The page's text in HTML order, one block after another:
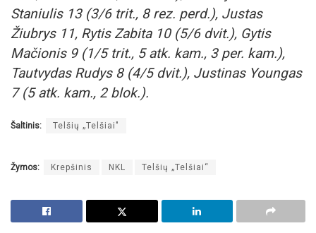
Staniulis 13 (3/6 trit., 8 rez. perd.), Justas
Žiubrys 11, Rytis Zabita 10 (5/6 dvit.), Gytis
Mačionis 9 (1/5 trit., 5 atk. kam., 3 per. kam.),
Tautvydas Rudys 8 (4/5 dvit.), Justinas Youngas
7 (5 atk. kam., 2 blok.).
Šaltinis: Telšių „Telšiai"
Žymos: Krepšinis NKL Telšių „Telšiai“